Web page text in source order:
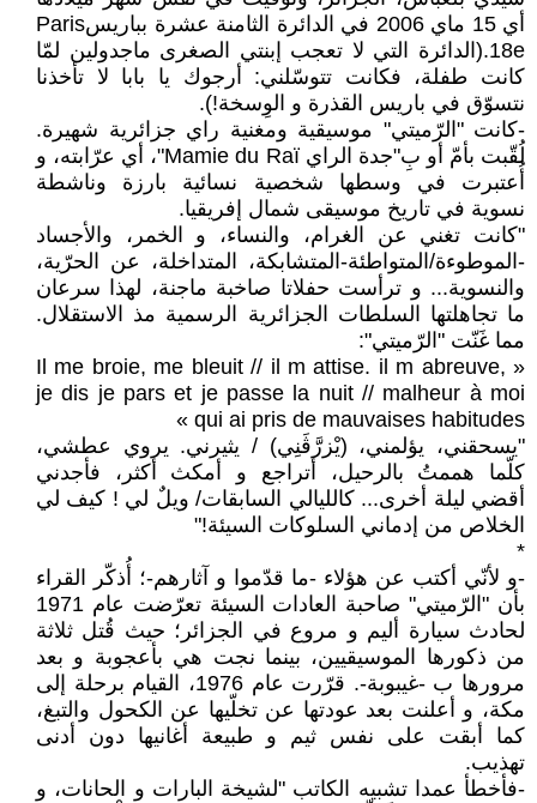
أي 15 ماي 2006 في الدائرة الثامنة عشرة بباريسParis
18e.(الدائرة التي لا تعجب إبنتي الصغرى ماجدولين لمّا
كانت طفلة، فكانت تتوسّلني: أرجوك يا بابا لا تأخذنا
نتسوّق في باريس القذرة و الوِسخة!).
-كانت "الرّميتي" موسيقية ومغنية راي جزائرية شهيرة.
لُقّبت بأمّ أو بِ"جدة الراي Mamie du Raï"، أي عرّابته، و
أُعتبرت في وسطها شخصية نسائية بارزة وناشطة
نسوية في تاريخ موسيقى شمال إفريقيا.
"كانت تغني عن الغرام، والنساء، و الخمر، والأجساد
-الموطوءة/المتواطئة-المتشابكة، المتداخلة، عن الحرّية،
والنسوية... و ترأست حفلاتا صاخبة ماجنة، لهذا سرعان
ما تجاهلتها السلطات الجزائرية الرسمية مذ الاستقلال.
مما غَنّت "الرّميتي":
« Il me broie, me bleuit // il m attise. il m abreuve,
je dis je pars et je passe la nuit // malheur à moi
qui ai pris de mauvaises habitudes »
"يسحقني، يؤلمني، (يْزرَّڨَنِي) / يثيرني. يروي عطشي،
كلّما هممتُ بالرحيل، أتراجع و أمكث أكثر، فأجدني
أقضي ليلة أخرى... كالليالي السابقات/ ويلٌ لي ! كيف لي
الخلاص من إدماني السلوكات السيئة!"
*
-و لأنّي أكتب عن هؤلاء -ما قدّموا و آثارهم-؛ أُذكّر القراء
بأن "الرّميتي" صاحبة العادات السيئة تعرّضت عام 1971
لحادث سيارة أليم و مروع في الجزائر؛ حيث قُتل ثلاثة
من ذكورها الموسيقيين، بينما نجت هي بأعجوبة و بعد
مرورها ب -غيبوبة-. قرّرت عام 1976، القيام برحلة إلى
مكة، و أعلنت بعد عودتها عن تخلّيها عن الكحول والتبغ،
كما أبقت على نفس ثيم و طبيعة أغانيها دون أدنى
تهذيب.
-فأخطأ عمدا تشبيه الكاتب "لشيخة البارات و الحانات، و